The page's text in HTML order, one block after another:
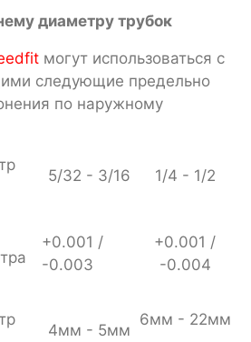
диаметру трубок
могут использоваться с
следующие предельно
по наружному
5/32 - 3/16
1/4 - 1/2
+0.001 /
-0.003
+0.001 /
-0.004
4мм - 5мм
6мм - 22мм